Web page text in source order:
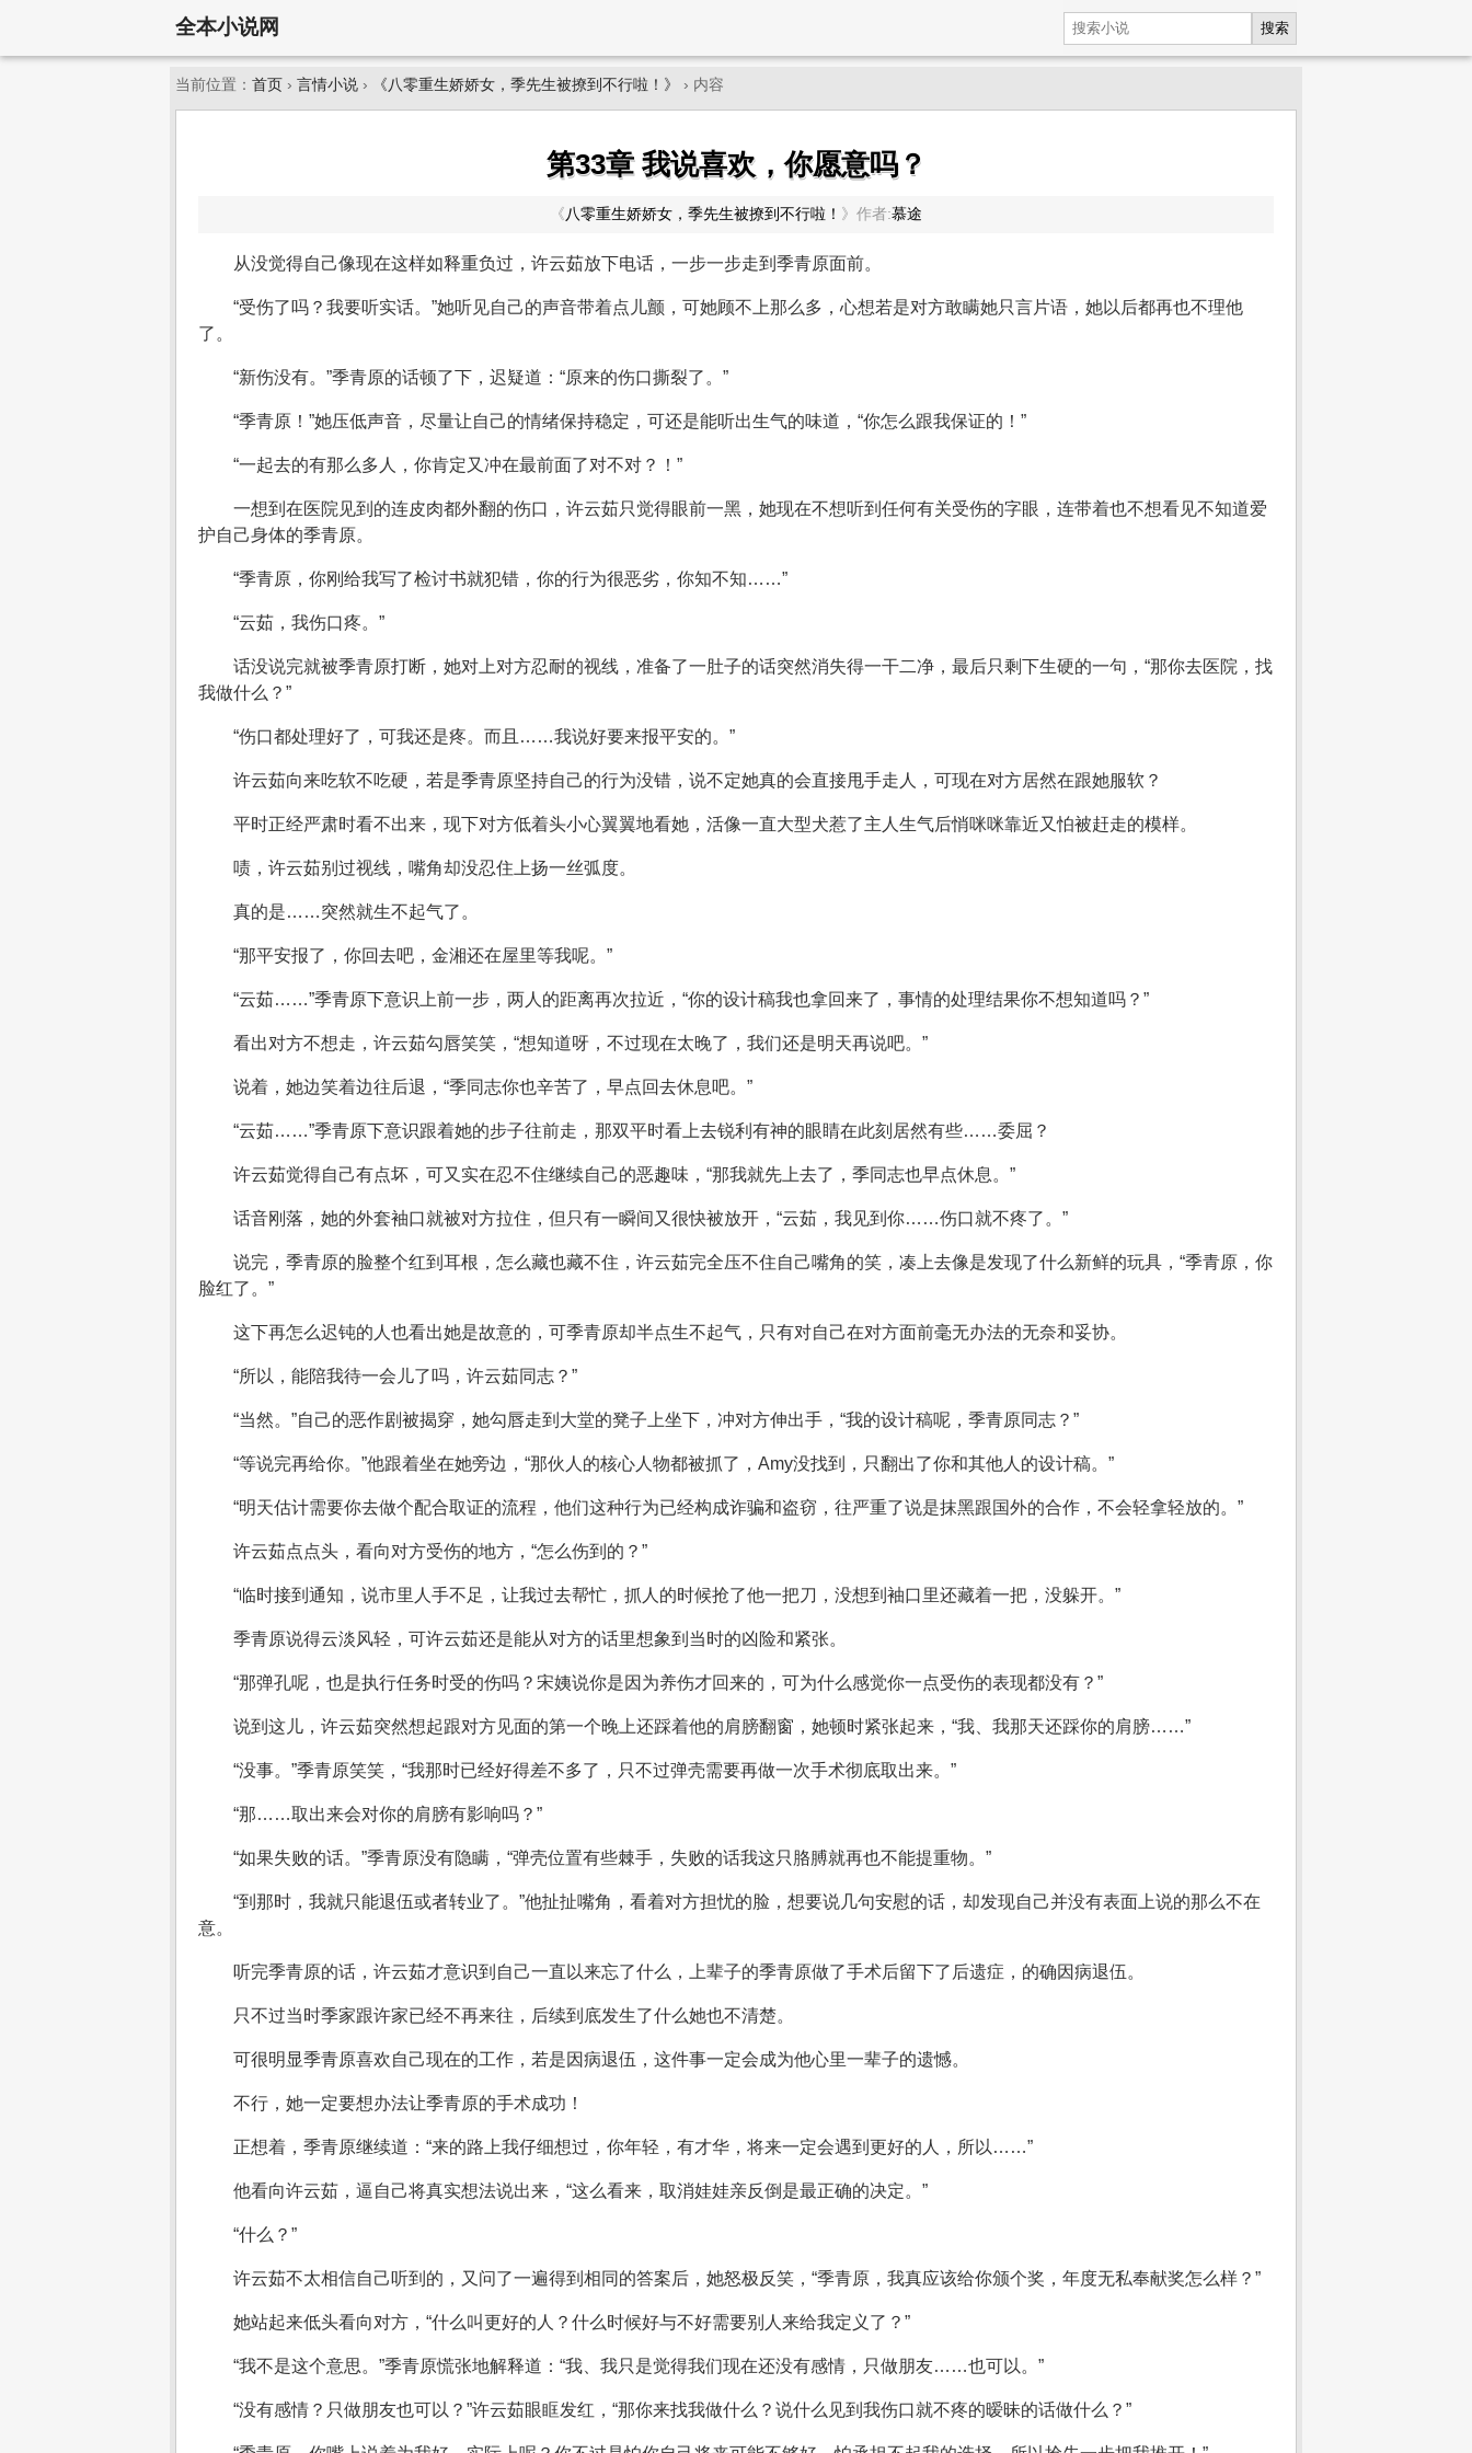
全本小说网 搜索
当前位置： 首页 › 言情小说 › 《八零重生娇娇女，季先生被撩到不行啦！》 › 内容
第33章 我说喜欢，你愿意吗？
《八零重生娇娇女，季先生被撩到不行啦！ 》 作者:慕途
从没觉得自己像现在这样如释重负过，许云茹放下电话，一步一步走到季青原面前。
“受伤了吗？我要听实话。”她听见自己的声音带着点儿颤，可她顾不上那么多，心想若是对方敢瞒她只言片语，她以后都再也不理他
了。
“新伤没有。”季青原的话顿了下，迟疑道：“原来的伤口撕裂了。”
“季青原！”她压低声音，尽量让自己的情绪保持稳定，可还是能听出生气的味道，“你怎么跟我保证的！”
“一起去的有那么多人，你肯定又冲在最前面了对不对？！”
一想到在医院见到的连皮肉都外翻的伤口，许云茹只觉得眼前一黑，她现在不想听到任何有关受伤的字眼，连带着也不想看见不知道爱
护自己身体的季青原。
“季青原，你刚给我写了检讨书就犯错，你的行为很恶劣，你知不知……”
“云茹，我伤口疼。”
话没说完就被季青原打断，她对上对方忍耐的视线，准备了一肚子的话突然消失得一干二净，最后只剩下生硬的一句，“那你去医院，找
我做什么？”
“伤口都处理好了，可我还是疼。而且……我说好要来报平安的。”
许云茹向来吃软不吃硬，若是季青原坚持自己的行为没错，说不定她真的会直接甩手走人，可现在对方居然在跟她服软？
平时正经严肃时看不出来，现下对方低着头小心翼翼地看她，活像一直大型犬惹了主人生气后悄咪咪靠近又怕被赶走的模样。
啧，许云茹别过视线，嘴角却没忍住上扬一丝弧度。
真的是……突然就生不起气了。
“那平安报了，你回去吧，金湘还在屋里等我呢。”
“云茹……”季青原下意识上前一步，两人的距离再次拉近，“你的设计稿我也拿回来了，事情的处理结果你不想知道吗？”
看出对方不想走，许云茹勾唇笑笑，“想知道呀，不过现在太晚了，我们还是明天再说吧。”
说着，她边笑着边往后退，“季同志你也辛苦了，早点回去休息吧。”
“云茹……”季青原下意识跟着她的步子往前走，那双平时看上去锐利有神的眼睛在此刻居然有些……委屈？
许云茹觉得自己有点坏，可又实在忍不住继续自己的恶趣味，“那我就先上去了，季同志也早点休息。”
话音刚落，她的外套袖口就被对方拉住，但只有一瞬间又很快被放开，“云茹，我见到你……伤口就不疼了。”
说完，季青原的脸整个红到耳根，怎么藏也藏不住，许云茹完全压不住自己嘴角的笑，凑上去像是发现了什么新鲜的玩具，“季青原，你
脸红了。”
这下再怎么迟钝的人也看出她是故意的，可季青原却半点生不起气，只有对自己在对方面前毫无办法的无奈和妥协。
“所以，能陪我待一会儿了吗，许云茹同志？”
“当然。”自己的恶作剧被揭穿，她勾唇走到大堂的凳子上坐下，冲对方伸出手，“我的设计稿呢，季青原同志？”
“等说完再给你。”他跟着坐在她旁边，“那伙人的核心人物都被抓了，Amy没找到，只翻出了你和其他人的设计稿。”
“明天估计需要你去做个配合取证的流程，他们这种行为已经构成诈骗和盗窃，往严重了说是抹黑跟国外的合作，不会轻拿轻放的。”
许云茹点点头，看向对方受伤的地方，“怎么伤到的？”
“临时接到通知，说市里人手不足，让我过去帮忙，抓人的时候抢了他一把刀，没想到袖口里还藏着一把，没躲开。”
季青原说得云淡风轻，可许云茹还是能从对方的话里想象到当时的凶险和紧张。
“那弹孔呢，也是执行任务时受的伤吗？宋姨说你是因为养伤才回来的，可为什么感觉你一点受伤的表现都没有？”
说到这儿，许云茹突然想起跟对方见面的第一个晚上还踩着他的肩膀翻窗，她顿时紧张起来，“我、我那天还踩你的肩膀……”
“没事。”季青原笑笑，“我那时已经好得差不多了，只不过弹壳需要再做一次手术彻底取出来。”
“那……取出来会对你的肩膀有影响吗？”
“如果失败的话。”季青原没有隐瞒，“弹壳位置有些棘手，失败的话我这只胳膊就再也不能提重物。”
“到那时，我就只能退伍或者转业了。”他扯扯嘴角，看着对方担忧的脸，想要说几句安慰的话，却发现自己并没有表面上说的那么不在
意。
听完季青原的话，许云茹才意识到自己一直以来忘了什么，上辈子的季青原做了手术后留下了后遗症，的确因病退伍。
只不过当时季家跟许家已经不再来往，后续到底发生了什么她也不清楚。
可很明显季青原喜欢自己现在的工作，若是因病退伍，这件事一定会成为他心里一辈子的遗憾。
不行，她一定要想办法让季青原的手术成功！
正想着，季青原继续道：“来的路上我仔细想过，你年轻，有才华，将来一定会遇到更好的人，所以……”
他看向许云茹，逼自己将真实想法说出来，“这么看来，取消娃娃亲反倒是最正确的决定。”
“什么？”
许云茹不太相信自己听到的，又问了一遍得到相同的答案后，她怒极反笑，“季青原，我真应该给你颁个奖，年度无私奉献奖怎么样？”
她站起来低头看向对方，“什么叫更好的人？什么时候好与不好需要别人来给我定义了？”
“我不是这个意思。”季青原慌张地解释道：“我、我只是觉得我们现在还没有感情，只做朋友……也可以。”
“没有感情？只做朋友也可以？”许云茹眼眶发红，“那你来找我做什么？说什么见到我伤口就不疼的暧昧的话做什么？”